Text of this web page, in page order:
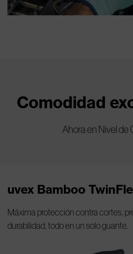
Comodidad
Ahora en Nivel de
uvex Bamboo
Máxima protección contra cortes,
durabilidad, todo en un solo guante.